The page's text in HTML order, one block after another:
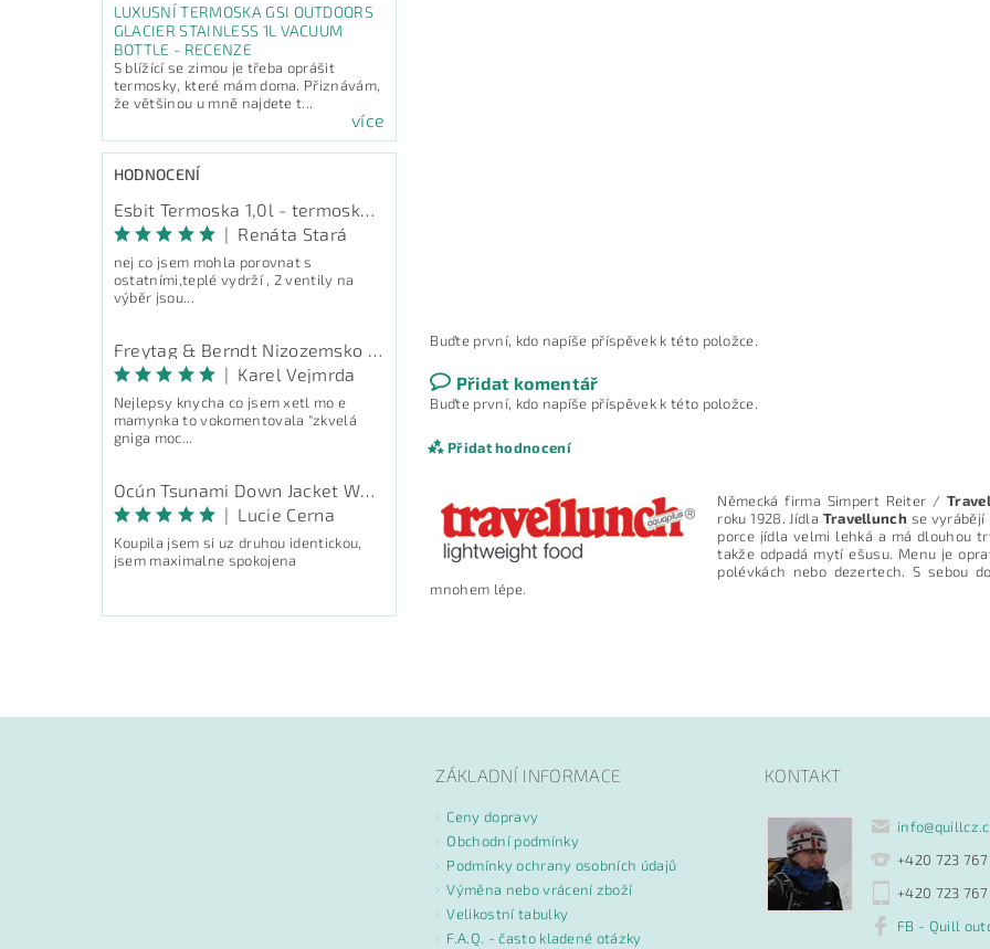
LUXUSNÍ TERMOSKA GSI OUTDOORS
GLACIER STAINLESS 1L VACUUM
BOTTLE - RECENZE
S blížící se zimou je třeba oprášit
termosky, které mám doma. Přiznávám,
že většinou u mně najdete t...
více
HODNOCENÍ
| Renáta Stará
nej co jsem mohla porovnat s
ostatními,teplé vydrží , 2 ventily na
výběr jsou...
| Karel Vejmrda
Nejlepsy knycha co jsem xetl mo e
mamynka to vokomentovala "zkvelá
gniga moc...
| Lucie Cerna
Koupila jsem si uz druhou identickou,
jsem maximalne spokojena
Buďte první, kdo napíše příspěvek k této položce.
Přidat komentář
Buďte první, kdo napíše příspěvek k této položce.
Přidat hodnocení
Německá firma Simpert Reiter /
roku 1928. Jídla Travellunch se vyrábějí
porce jídla velmi lehká a má dlouhou
takže odpadá mytí ešusu. Menu je
polévkách nebo dezertech. S sebou
mnohem lépe.
ZÁKLADNÍ INFORMACE
Ceny dopravy
Obchodní podmínky
Podmínky ochrany osobních údajů
Výměna nebo vrácení zboží
Velikostní tabulky
F.A.Q. - často kladené otázky
KONTAKT
info@
+420 723
+420 723
FB - Quill